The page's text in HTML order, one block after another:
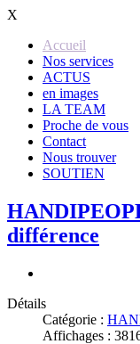
X
Accueil
Nos services
ACTUS
en images
LA TEAM
Proche de vous
Contact
Nous trouver
SOUTIEN
différence
Détails
Catégorie :
Affichages :